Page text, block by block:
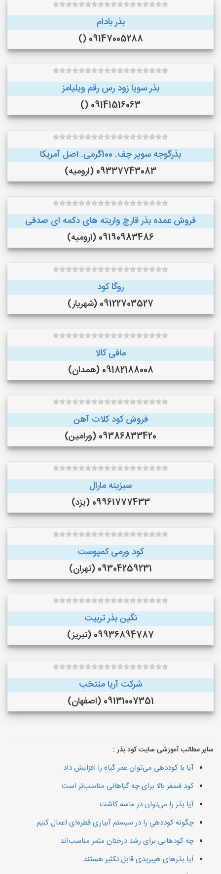
بذر بادام
09147005288 ()
بذر سویا زود رس رقم ویلیامز
09141516063 ()
بذرگوجه‌ سوپر چف. 100گرمی. اصل آمریکا
09337743083 (ارومیه)
فروش عمده بذر قارچ واریته های دکمه ای صدفی
09190983486 (ارومیه)
روگا کود
09122703527 (شهریار)
مافی کالا
09182188008 (همدان)
فروش کود کلات آهن
09386833420 (ورامین)
سبزینه مارال
09961777433 (یزد)
کود ورمی کمپوست
09304259231 (تهران)
نگین بذر تربیت
09936894787 (تبریز)
شرکت آریا منتخب
09131007351 (اصفهان)
سایر مطالب آموزشی سایت کود بذر :
آیا با کوددهی می‌توان عمر گیاه را افزایش داد
کود فسفر بالا برای چه گیاهانی مناسب‌تر است
آیا بذر را می‌توان در ماسه کاشت
چگونه کوددهی را در سیستم آبیاری قطره‌ای اعمال کنیم
چه کودهایی برای رشد درختان مثمر مناسب‌اند
آیا بذرهای هیبریدی قابل تکثیر هستند